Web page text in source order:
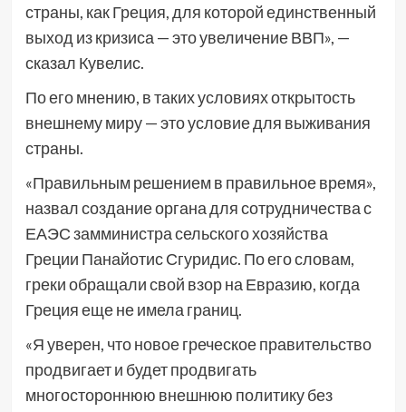
страны, как Греция, для которой единственный
выход из кризиса — это увеличение ВВП», —
сказал Кувелис.
По его мнению, в таких условиях открытость
внешнему миру — это условие для выживания
страны.
«Правильным решением в правильное время»,
назвал создание органа для сотрудничества с
ЕАЭС замминистра сельского хозяйства
Греции Панайотис Сгуридис. По его словам,
греки обращали свой взор на Евразию, когда
Греция еще не имела границ.
«Я уверен, что новое греческое правительство
продвигает и будет продвигать
многостороннюю внешнюю политику без